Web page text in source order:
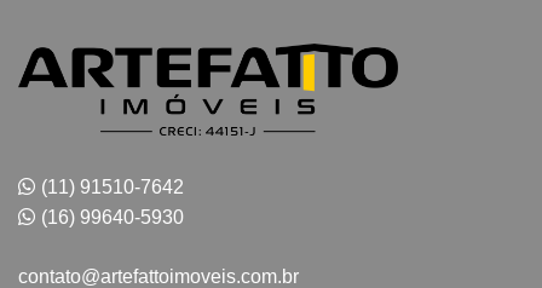
(11) 91510-7642
(16) 99640-5930
contato@artefattoimoveis.com.br